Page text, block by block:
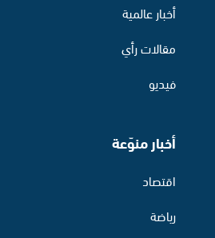
أخبار عالمية
مقالات رأي
فيديو
أخبار منوّعة
اقتصاد
رياضة